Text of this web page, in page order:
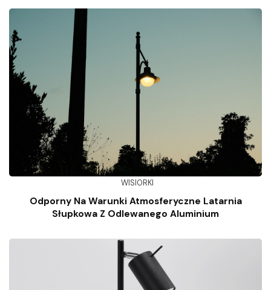
WISIORKI
Odporny Na Warunki Atmosferyczne Latarnia
Słupkowa Z Odlewanego Aluminium